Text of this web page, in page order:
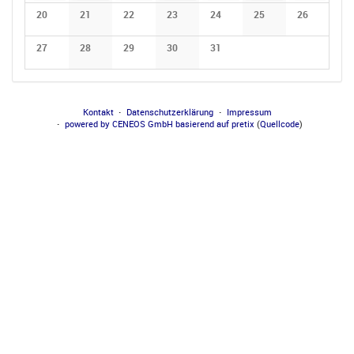
20 21 22 23 24 25 26
27 28 29 30 31
Kontakt Datenschutzerklärung
Impressum
powered by CENEOS GmbH basierend auf pretix (Quellcode)